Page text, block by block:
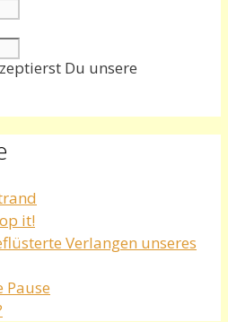
Du unsere
it!
Verlangen unseres
Pause